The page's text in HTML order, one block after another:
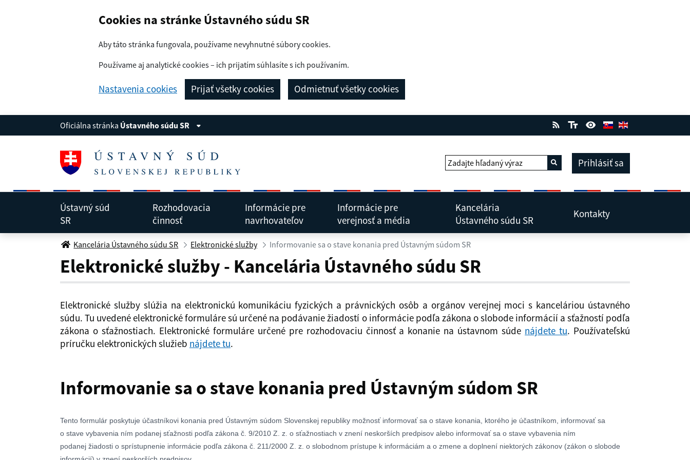
Cookies na stránke Ústavného súdu SR
Aby táto stránka fungovala, používame nevyhnutné súbory cookies.
Používame aj analytické cookies – ich prijatím súhlasíte s ich používaním.
Nastavenia cookies Prijať všetky cookies Odmietnuť všetky cookies
Oficiálna stránka Ústavného súdu SR
Zadajte hľadaný výraz Vyhľadať Prihlásiť sa
Ústavný súd
SR
Rozhodovacia
činnosť
Informácie pre
navrhovateľov
Informácie pre
verejnosť a média
Kancelária
Ústavného súdu SR
Kontakty
Informovanie sa o stave konania pred Ústavným súdom SR
Kancelária Ústavného súdu SR Elektronické služby Informovanie sa o stave konania pred Ústavným súdom SR
Elektronické služby - Kancelária Ústavného súdu SR
Elektronické služby slúžia na elektronickú komunikáciu fyzických a právnických osôb a orgánov verejnej moci s kanceláriou ústavného
súdu. Tu uvedené elektronické formuláre sú určené na podávanie žiadostí o informácie podľa zákona o slobode informácií a sťažností podľa
zákona o sťažnostiach. Elektronické formuláre určené pre rozhodovaciu činnosť a konanie na ústavnom súde nájdete tu. Používateľskú
príručku elektronických služieb nájdete tu.
Informovanie sa o stave konania pred Ústavným súdom SR
Tento formulár poskytuje účastníkovi konania pred Ústavným súdom Slovenskej republiky možnosť informovať sa o stave konania, ktorého je účastníkom, informovať sa
o stave vybavenia ním podanej sťažnosti podľa zákona č. 9/2010 Z. z. o sťažnostiach v znení neskorších predpisov alebo informovať sa o stave vybavenia ním
podanej žiadosti o sprístupnenie informácie podľa zákona č. 211/2000 Z. z. o slobodnom prístupe k informáciám a o zmene a doplnení niektorých zákonov (zákon o slobode